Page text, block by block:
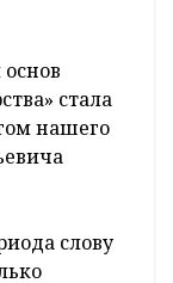
стала
нашего
слову